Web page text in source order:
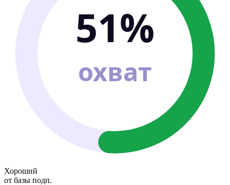
51%
охват
Хороший
от базы подп.